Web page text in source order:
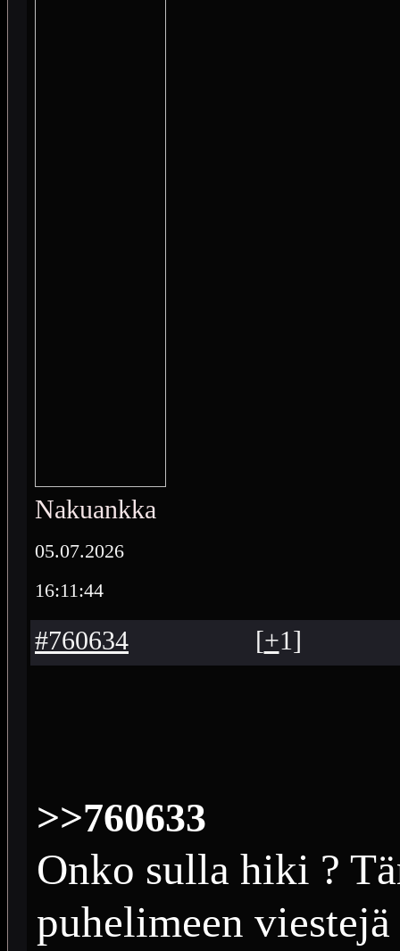
Nakuankka
05.07.2026
16:11:44
#760634 [+1]
>>760633
Onko sulla hiki ?
puhelimeen